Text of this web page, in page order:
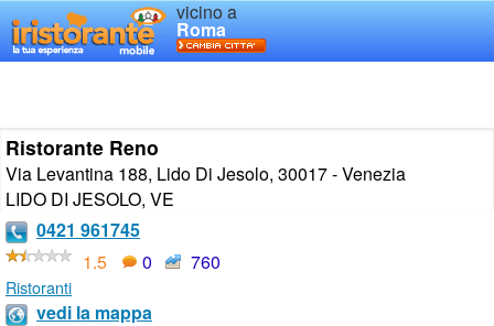
vicino a
Roma
Ristorante Reno
Via Levantina 188, Lido Di Jesolo, 30017 - Venezia
LIDO DI JESOLO, VE
0421 961745
1.5
0 760
Ristoranti
vedi la mappa